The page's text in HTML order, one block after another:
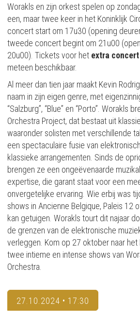
Worakls en zijn orkest spelen op
een, maar twee keer in het Koninklijk
concert start om 17u30 (opening
tweede concert begint om 21u00
20u00). Tickets voor het extra
meteen beschikbaar.
Al meer dan tien jaar maakt Kevin
naam in zijn eigen genre, met
“Salzburg”, “Blue” en “Porto”. Worakls
Orchestra Project, dat bestaat uit
waaronder solisten met verschillende
een spectaculaire fusie van
klassieke arrangementen. Sinds de
brengen ze een ongeëvenaarde
expertise, die garant staat voor een
onvergetelijke ervaring. Wie erbij was
shows in Ancienne Belgique, Paleis 12
kan getuigen. Worakls tourt dit najaar
de grenzen van de elektronische
verleggen. Kom op 27 oktober naar het
twee intieme en intense shows van
Orchestra.
27.10.2024 • 17:30